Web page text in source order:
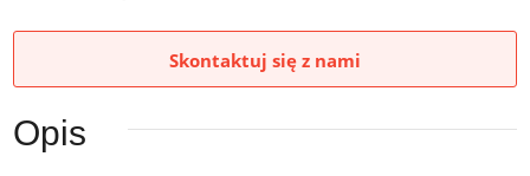
Skontaktuj się z nami
Opis